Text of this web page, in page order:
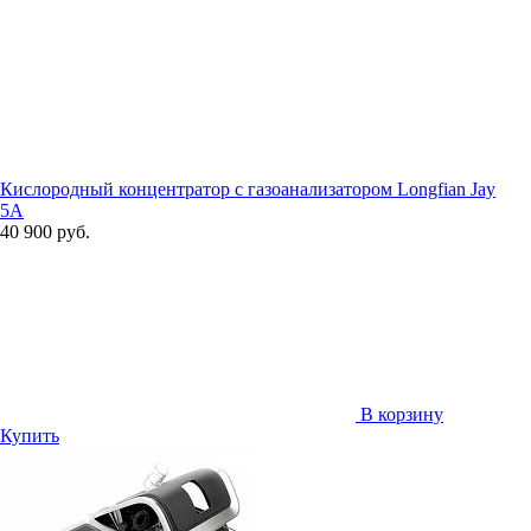
Кислородный концентратор с газоанализатором Longfian Jay
5A
40 900 руб.
В корзину
Купить